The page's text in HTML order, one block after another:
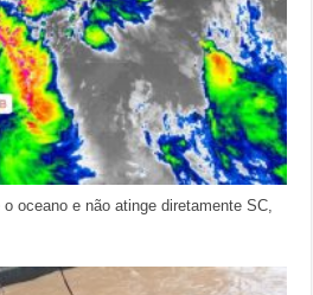
oceano e não atinge diretamente SC,